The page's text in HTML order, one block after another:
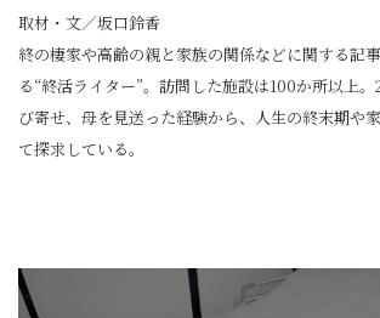
取材・文／坂口鈴香
終の棲家や高齢の親と家族の関係などに関する記
る“終活ライター”。訪問した施設は100か所以上
び寄せ、母を見送った経験から、人生の終末期や
て探求している。